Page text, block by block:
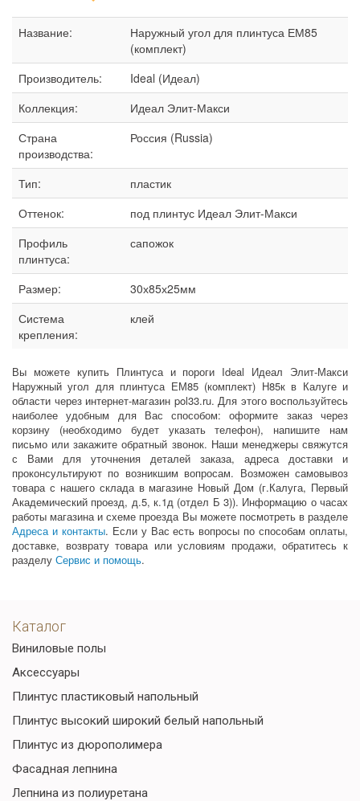
Название:
Наружный угол для плинтуса ЕМ85
(комплект)
Производитель:
Ideal (Идеал)
Коллекция:
Идеал Элит-Макси
Страна
производства:
Россия (Russia)
Тип:
пластик
Оттенок:
под плинтус Идеал Элит-Макси
Профиль
плинтуса:
сапожок
Размер:
30х85х25мм
Система
крепления:
клей
Вы можете купить Плинтуса и пороги Ideal Идеал Элит-Макси
Наружный угол для плинтуса ЕМ85 (комплект) Н85к в Калуге и
области через интернет-магазин pol33.ru. Для этого воспользуйтесь
наиболее удобным для Вас способом: оформите заказ через
корзину (необходимо будет указать телефон), напишите нам
письмо или закажите обратный звонок. Наши менеджеры свяжутся
с Вами для уточнения деталей заказа, адреса доставки и
проконсультируют по возникшим вопросам. Возможен самовывоз
товара с нашего склада в магазине Новый Дом (г.Калуга, Первый
Академический проезд, д.5, к.1д (отдел Б 3)). Информацию о часах
работы магазина и схеме проезда Вы можете посмотреть в разделе
Адреса и контакты. Если у Вас есть вопросы по способам оплаты,
доставке, возврату товара или условиям продажи, обратитесь к
разделу Сервис и помощь.
Каталог
Виниловые полы
Аксессуары
Плинтус пластиковый напольный
Плинтус высокий широкий белый напольный
Плинтус из дюрополимера
Фасадная лепнина
Лепнина из полиуретана